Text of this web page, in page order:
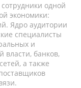
одной
экономики:
Ядро аудитории
специалисты
и
власти, банков,
а также